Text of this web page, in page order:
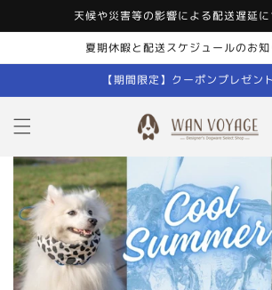
コンテン
ツに進む
天候や災害等の影響による配送遅延に
夏期休暇と配送スケジュールのお知
【期間限定】クーポンプレゼン